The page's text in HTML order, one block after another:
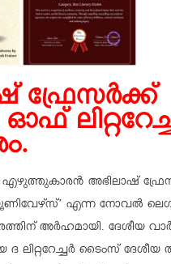
ഫ്രേസർക്ക്
എഴുത്തുകാരൻ അഭിലാഷ്
എന്ന നോവൽ
അർഹമായി. ദേശീയ
ദ ലിറ്ററേച്ചർ ടൈംസ് ദേശീയ